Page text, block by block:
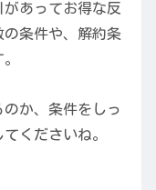
あってお得な反
条件や、解約条
か、条件をしっ
くださいね。